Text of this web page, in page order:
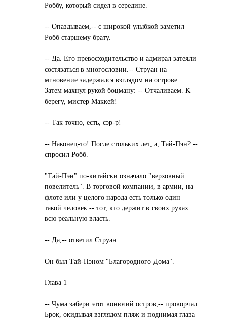
Роббу, который сидел в середине.
-- Опаздываем,-- с широкой улыбкой заметил
Робб старшему брату.
-- Да. Его превосходительство и адмирал затеяли
состязаться в многословии.-- Струан на
мгновение задержался взглядом на острове.
Затем махнул рукой боцману: -- Отчаливаем. К
берегу, мистер Маккей!
-- Так точно, есть, сэр-р!
-- Наконец-то! После стольких лет, а, Тай-Пэн? --
спросил Робб.
"Тай-Пэн" по-китайски означало "верховный
повелитель". В торговой компании, в армии, на
флоте или у целого народа есть только один
такой человек -- тот, кто держит в своих руках
всю реальную власть.
-- Да,-- ответил Струан.
Он был Тай-Пэном "Благородного Дома".
Глава 1
-- Чума забери этот вонючий остров,-- проворчал
Брок, окидывая взглядом пляж и поднимая глаза